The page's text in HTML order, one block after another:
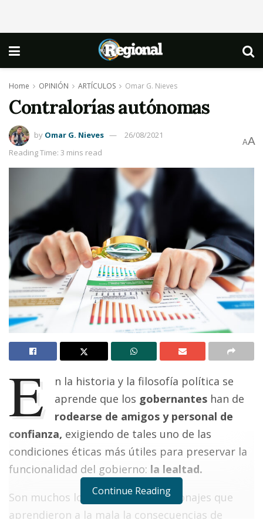
Home OPINIÓN ARTÍCULOS Omar G. Nieves
Contralorías autónomas
by Omar G. Nieves
26/08/2021
Reading Time: 3 mins read
AA
E
n la historia y la filosofía política se
aprende que los gobernantes han de
rodearse de amigos y personal de
confianza, exigiendo de tales uno de las
condiciones éticas más útiles para preservar la
funcionalidad del gobierno: la lealtad.
Son muchos los ejemplos de personajes que
aprendieron a la mala la consecuencias de
Continue Reading